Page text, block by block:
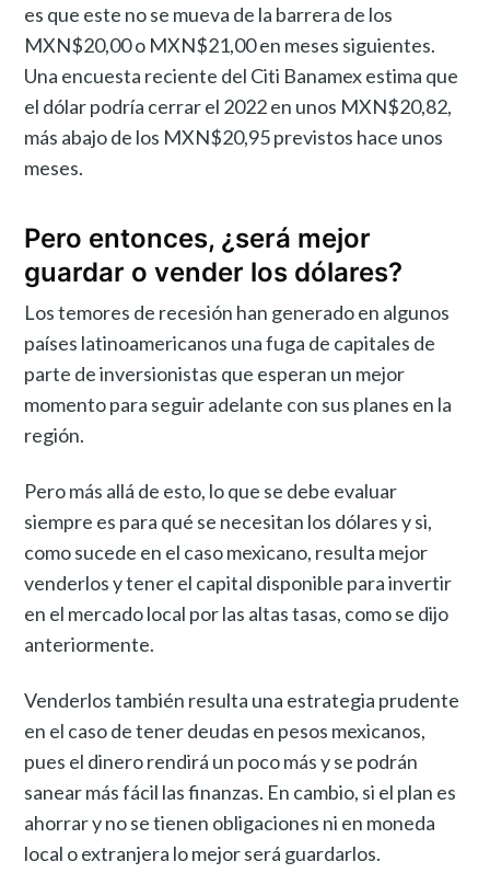
es que este no se mueva de la barrera de los
MXN$20,00 o MXN$21,00 en meses siguientes.
Una encuesta reciente del Citi Banamex estima que
el dólar podría cerrar el 2022 en unos MXN$20,82,
más abajo de los MXN$20,95 previstos hace unos
meses.
Pero entonces, ¿será mejor
guardar o vender los dólares?
Los temores de recesión han generado en algunos
países latinoamericanos una fuga de capitales de
parte de inversionistas que esperan un mejor
momento para seguir adelante con sus planes en la
región.
Pero más allá de esto, lo que se debe evaluar
siempre es para qué se necesitan los dólares y si,
como sucede en el caso mexicano, resulta mejor
venderlos y tener el capital disponible para invertir
en el mercado local por las altas tasas, como se dijo
anteriormente.
Venderlos también resulta una estrategia prudente
en el caso de tener deudas en pesos mexicanos,
pues el dinero rendirá un poco más y se podrán
sanear más fácil las finanzas. En cambio, si el plan es
ahorrar y no se tienen obligaciones ni en moneda
local o extranjera lo mejor será guardarlos.